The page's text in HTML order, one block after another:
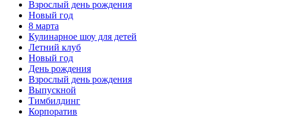
Взрослый день рождения
Новый год
8 марта
Кулинарное шоу для детей
Летний клуб
Новый год
День рождения
Взрослый день рождения
Выпускной
Тимбилдинг
Корпоратив